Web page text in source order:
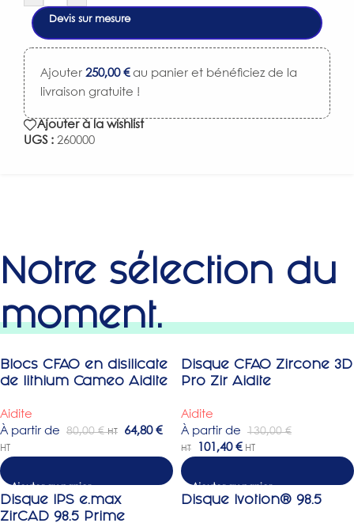
Devis sur mesure
Ajouter 250,00 €au panier et bénéficiez de la
livraison gratuite !
Ajouter à la wishlist
UGS : 260000
Notre sélection du
moment.
jusqu'à -40%
Blocs CFAO en disilicate
de lithium Cameo Aidite
Aidite
À partir de
80,00€ HT 64,80 €
HT
jusqu'à -27%
Disque CFAO Zircone 3D
Pro Zir Aidite
Aidite
À partir de
130,00€
HT 101,40 € HT
-15%
Disque IPS e.max
ZirCAD 98.5 Prime
Disque Ivotion® 98.5